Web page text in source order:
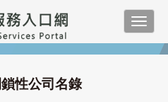
鎖性公司名錄